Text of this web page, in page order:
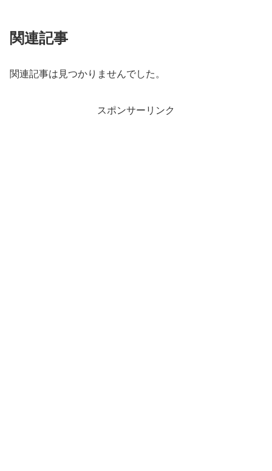
関連記事
関連記事は見つかりませんでした。
スポンサーリンク